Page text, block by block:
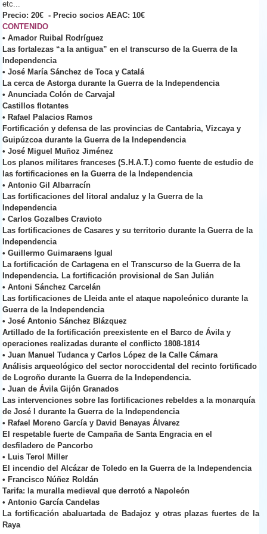
etc...
Precio: 20€ - Precio socios AEAC: 10€
CONTENIDO
• Amador Ruibal Rodríguez
Las fortalezas “a la antigua” en el transcurso de la Guerra de la
Independencia
• José María Sánchez de Toca y Catalá
La cerca de Astorga durante la Guerra de la Independencia
• Anunciada Colón de Carvajal
Castillos flotantes
• Rafael Palacios Ramos
Fortificación y defensa de las provincias de Cantabria, Vizcaya y
Guipúzcoa durante la Guerra de la Independencia
• José Miguel Muñoz Jiménez
Los planos militares franceses (S.H.A.T.) como fuente de estudio de
las fortificaciones en la Guerra de la Independencia
• Antonio Gil Albarracín
Las fortificaciones del litoral andaluz y la Guerra de la
Independencia
• Carlos Gozalbes Cravioto
Las fortificaciones de Casares y su territorio durante la Guerra de la
Independencia
• Guillermo Guimaraens Igual
La fortificación de Cartagena en el Transcurso de la Guerra de la
Independencia. La fortificación provisional de San Julián
• Antoni Sánchez Carcelán
Las fortificaciones de Lleida ante el ataque napoleónico durante la
Guerra de la Independencia
• José Antonio Sánchez Blázquez
Artillado de la fortificación preexistente en el Barco de Ávila y
operaciones realizadas durante el conflicto 1808-1814
• Juan Manuel Tudanca y Carlos López de la Calle Cámara
Análisis arqueológico del sector noroccidental del recinto fortificado
de Logroño durante la Guerra de la Independencia.
• Juan de Ávila Gijón Granados
Las intervenciones sobre las fortificaciones rebeldes a la monarquía
de José I durante la Guerra de la Independencia
• Rafael Moreno García y David Benayas Álvarez
El respetable fuerte de Campaña de Santa Engracia en el
desfiladero de Pancorbo
• Luis Terol Miller
El incendio del Alcázar de Toledo en la Guerra de la Independencia
• Francisco Núñez Roldán
Tarifa: la muralla medieval que derrotó a Napoleón
• Antonio García Candelas
La fortificación abaluartada de Badajoz y otras plazas fuertes de la
Raya